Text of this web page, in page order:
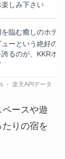
しみ下さい
臨む癒しのホテル
ーという絶好のロ
るのが、KKRホテ
ースや遊
りの宿を